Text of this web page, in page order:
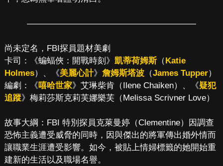
————————————————————
尚未定名，FBI探員題材美劇
卡司：《蝙蝠俠：開戰時刻》 凱蒂荷姆斯（Katie
Holmes）、《美麗心計》 詹姆斯塔波（James Tupper）
編劇：《嘻哈世家》艾琳柴肯（Ilene Chaiken）、《疑犯
追蹤》梅莉莎斯克莉芙娜樂芙（Melissa Scrivner Love）
故事大綱：FBI 特別探員克萊曼婷（Clementine）因調查
恐怖主義遭受威脅的同時，因與傑出的將軍傳出婚外情而
讓職業生涯遭受影響。如今，被貼上情婦標籤的她開始重
建新的生活以及職場名譽。